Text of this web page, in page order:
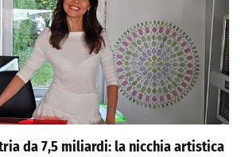
da 7,5 miliardi: la nicchia artistica